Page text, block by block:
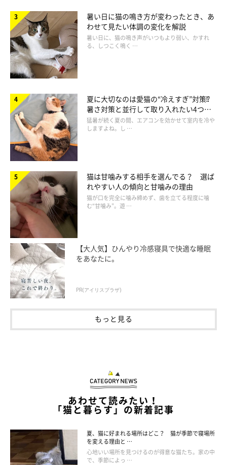
なかなかごはんを食べてくれなかった
「丸一日ごはんを食べなかった。2日目に、フードを私の
掌に乗せたら食べてくれて涙。スキンシップが大事だ！と
思いきや、少し触っただけでイカ耳です」
「ごはんを食べてくれないため、動物病院を受診し相談し
た」
「なかなかエサも水も摂ってもらえない状況が2、3日続き
戸惑いました。何も知識がなかったので、指でソッとエサ
を口にいれたら、その後から普通に食べてくれるようにな
り安心しました」
「飲まず食わずでトイレの砂の上にずっといたので、この
ままの関係で何カ月も過ぎるのでは…と心配した。あまり
構わず、愛猫のペースで慣れてくれるのを待った」
暑い日に猫の鳴き方が変わったとき、あ
わせて見たい体調の変化を解説
暑い日に、猫の鳴き声がいつもより弱い、かすれ
る、しつこく鳴く …
夏に大切なのは愛猫の“冷えすぎ”対策⁉
暑さ対策と並行して取り入れたい4つの
工夫
猛暑が続く夏の間、エアコンを効かせて室内を冷や
しますよね。し …
猫は甘噛みする相手を選んでる？ 選ば
れやすい人の傾向と甘噛みの理由
猫が口を完全に噛み締めず、歯を立てる程度に噛
む“甘噛み”。遊 …
【大人気】ひんやり冷感寝具で快適な睡眠
をあなたに。
PR(アイリスプラザ)
もっと見る
あわせて読みたい！
「猫と暮らす」の新着記事
夏、猫に好まれる場所はどこ？ 猫が季節で寝場所
を変える理由と …
心地いい場所を見つけるのが得意な猫たち。家の中
で、季節によっ …